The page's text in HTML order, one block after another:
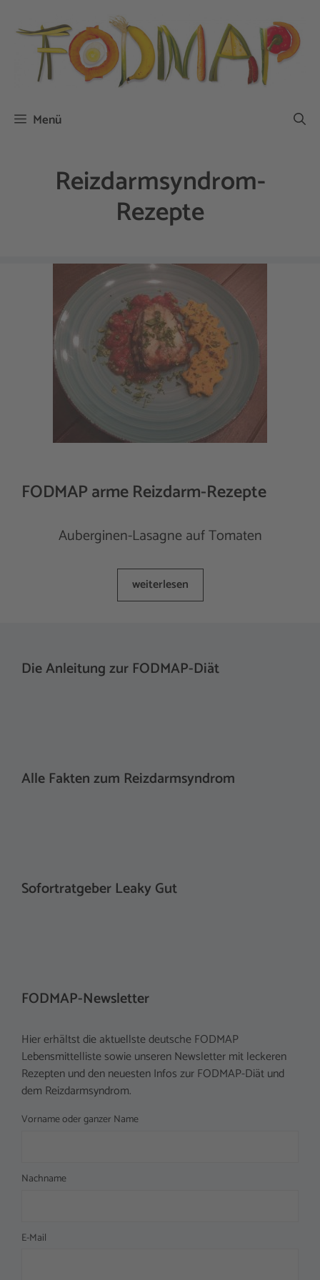
Inhalt
springen
Menü
Reizdarmsyndrom-
Rezepte
FODMAP arme Reizdarm-Rezepte
Auberginen-Lasagne auf Tomaten
weiterlesen
Die Anleitung zur FODMAP-Diät
Alle Fakten zum Reizdarmsyndrom
Sofortratgeber Leaky Gut
FODMAP-Newsletter
Hier erhältst die aktuellste deutsche FODMAP
Lebensmittelliste sowie unseren Newsletter mit leckeren
Rezepten und den neuesten Infos zur FODMAP-Diät und
dem Reizdarmsyndrom.
Vorname oder ganzer Name
Nachname
E-Mail